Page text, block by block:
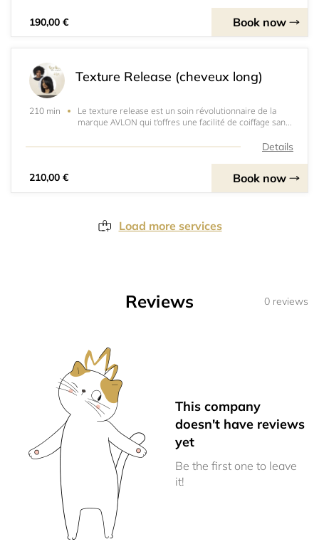
190,00 € Book now
Texture Release (cheveux long)
210 min
Le texture release est un soin révolutionnaire de la
marque AVLON qui t'offres une facilité de coiffage sans
système de lissage thermo-actif ( activé par la
Details
210,00 € Book now
Load more services
Reviews 0 reviews
This company
doesn't have reviews
yet
Be the first one to leave
it!